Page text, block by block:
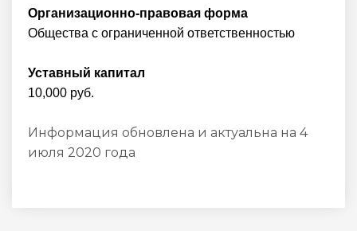
Организационно-правовая форма
Общества с ограниченной ответственностью
Уставный капитал
10,000 руб.
Информация обновлена и актуальна на 4
июля 2020 года